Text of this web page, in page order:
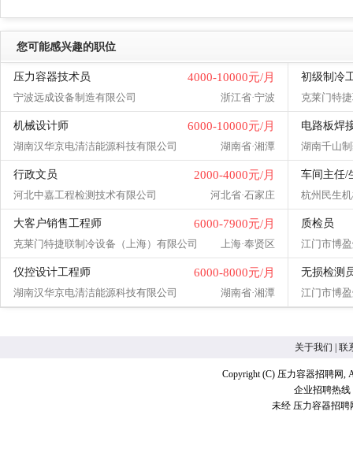
您可能感兴趣的职位
4000-10000元/月
压力容器技术员
浙江省·宁波
宁波远成设备制造有限公司
初级制冷
克莱门特
6000-10000元/月
机械设计师
湖南省·湘潭
湖南汉华京电清洁能源科技有限公司
电路板焊
湖南千山
2000-4000元/月
行政文员
河北省·石家庄
河北中嘉工程检测技术有限公司
车间主任/
杭州民生
6000-7900元/月
大客户销售工程师
上海·奉贤区
克莱门特捷联制冷设备（上海）有限公司
质检员
江门市博
6000-8000元/月
仪控设计工程师
湖南省·湘潭
湖南汉华京电清洁能源科技有限公司
无损检测
江门市博
关于我们 联
Copyright (C) 压力容器招聘网,
企业招聘热线
未经 压力容器招